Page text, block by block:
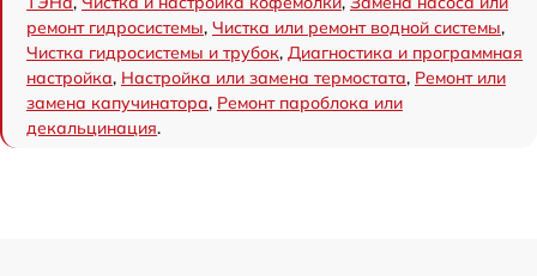
ремонт гидросистемы, Чистка или ремонт водной системы,
Чистка гидросистемы и трубок, Диагностика и программная
настройка, Настройка или замена термостата, Ремонт или
замена капучинатора, Ремонт пароблока или
декальцинация.